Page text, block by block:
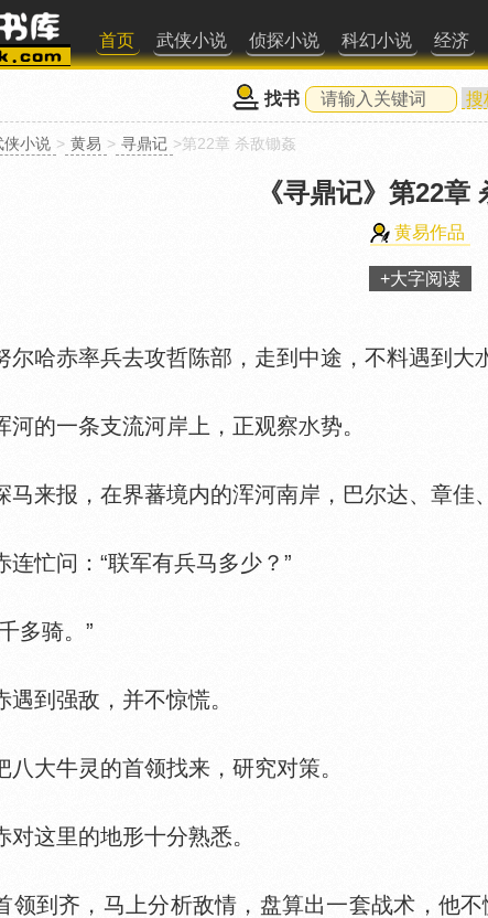
首页 武侠小说 侦探小说 科幻小说 经济
找书
侠小说 > 黄易 > 寻鼎记 >第22章 杀敌锄姦
《寻鼎记》 第22章
黄易作品
+大字阅读
哈赤率兵去攻哲陈部，走到中途，不料遇到大
的一条支流河岸上，正观察 势。
报，在界蕃境内的浑河南岸，巴尔达、章佳
忙问：“联军有兵马多少？”
骑。”
到强敌，并不惊慌。
大牛灵的首领找来，研究对策。
这里的地形十分熟悉。
到齐，马上分析敌情，盘算出一套战术，他不